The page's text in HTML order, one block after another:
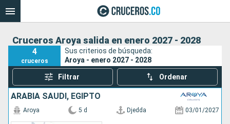
Cruceros Aroya salida en enero 2027 - 2028
4
cruceros
Sus criterios de búsqueda:
Aroya - enero 2027 - 2028
Filtrar Ordenar
ARABIA SAUDÍ, EGIPTO
Aroya 5 d Djedda 03/01/2027